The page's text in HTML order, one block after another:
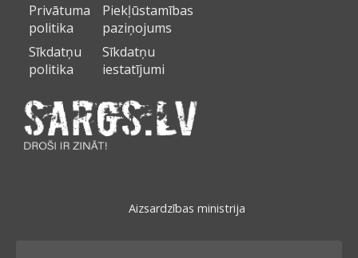
Privātuma
politika
Piekļūstamības
paziņojums
Sīkdatņu
politika
Sīkdatņu
iestatījumi
Aizsardzības ministrija